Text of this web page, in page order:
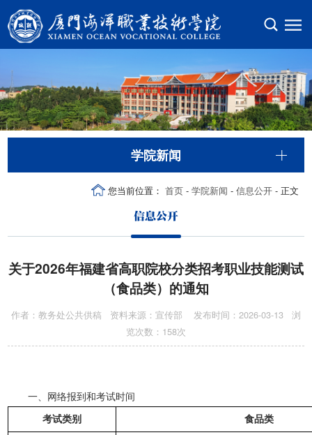
学院新闻
信息公开
您当前位置： 首页- 学院新闻 - 信息公开- 正文
关于2026年福建省高职院校分类招考职业技能测试
（食品类）的通知
作者：教务处公共供稿 资料来源：宣传部 发布时间：2026-03-13 浏
览次数： 158次
一、网络报到和考试时间
​考试类别
食品类